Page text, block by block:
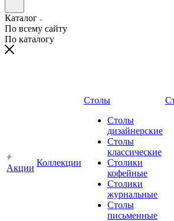
Каталог
По всему сайту
По каталогу
Акции
Коллекции
Столы
Столы
дизайнерские
Столы
классические
Столики
кофейные
Столики
журнальные
Столы
письменные